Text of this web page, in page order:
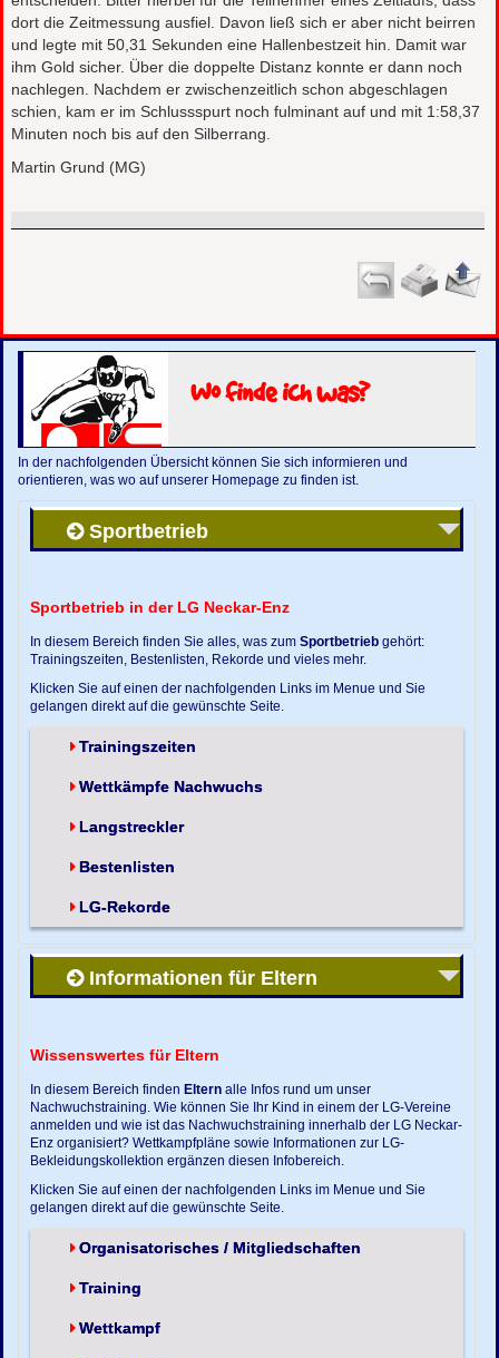
dort die Zeitmessung ausfiel. Davon ließ sich er aber nicht beirren
und legte mit 50,31 Sekunden eine Hallenbestzeit hin. Damit war
ihm Gold sicher. Über die doppelte Distanz konnte er dann noch
nachlegen. Nachdem er zwischenzeitlich schon abgeschlagen
schien, kam er im Schlussspurt noch fulminant auf und mit 1:58,37
Minuten noch bis auf den Silberrang.
Martin Grund (MG)
Wo finde ich was?
In der nachfolgenden Übersicht können Sie sich informieren und
orientieren, was wo auf unserer Homepage zu finden ist.
Sportbetrieb
Sportbetrieb in der LG Neckar-Enz
In diesem Bereich finden Sie alles, was zumSportbetrieb gehört:
Trainingszeiten, Bestenlisten, Rekorde und vieles mehr.
Klicken Sie auf einen der nachfolgenden Links im Menue und Sie
gelangen direkt auf die gewünschte Seite.
Trainingszeiten
Wettkämpfe Nachwuchs
Langstreckler
Bestenlisten
LG-Rekorde
Informationen für Eltern
Wissenswertes für Eltern
In diesem Bereich finden Eltern alle Infos rund um unser
Nachwuchstraining. Wie können Sie Ihr Kind in einem der LG-Vereine
anmelden und wie ist das Nachwuchstraining innerhalb der LG Neckar-
Enz organisiert? Wettkampfpläne sowie Informationen zur LG-
Bekleidungskollektion ergänzen diesen Infobereich.
Klicken Sie auf einen der nachfolgenden Links im Menue und Sie
gelangen direkt auf die gewünschte Seite.
Organisatorisches / Mitgliedschaften
Training
Wettkampf